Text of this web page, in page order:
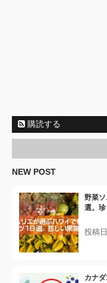
購読する
NEW POST
野菜
選。
投稿
カナ